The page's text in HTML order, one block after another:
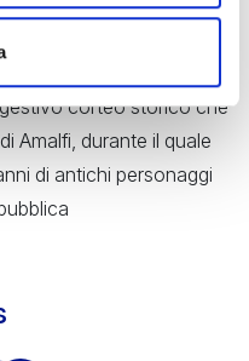
nella storia del Palio delle
gara è stata preceduta,
corteo storico che
Amalfi, durante il quale
di antichi personaggi